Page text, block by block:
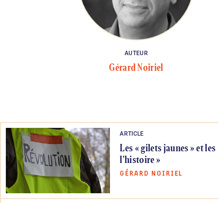
AUTEUR
Gérard Noiriel
ARTICLE
Les « gilets jaunes » et
l’histoire »
GÉRARD NOIRIEL